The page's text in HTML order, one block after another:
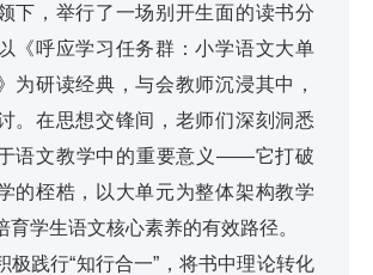
下，举行了一场别开生面的读书分
《呼应学习任务群：小学语文大单
为研读经典，与会教师沉浸其中，
。在思想交锋间，老师们深刻洞悉
语文教学中的重要意义——它打破
的桎梏，以大单元为整体架构教学
育学生语文核心素养的有效路径。
极践行“知行合一”，将书中理论转化